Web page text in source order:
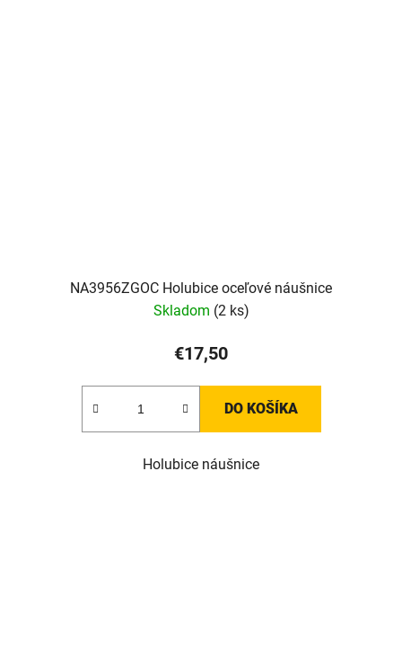
NA3956ZGOC Holubice oceľové náušnice
Skladom (2 ks)
€17,50
DO KOŠÍKA
Holubice náušnice